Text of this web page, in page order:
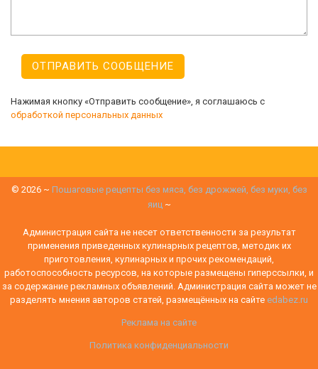
Нажимая кнопку «Отправить сообщение», я соглашаюсь с
обработкой персональных данных
© 2026~ Пошаговые рецепты без мяса, без дрожжей, без муки, без
яиц ~
Администрация сайта не несет ответственности за результат
применения приведенных кулинарных рецептов, методик их
приготовления, кулинарных и прочих рекомендаций,
работоспособность ресурсов, на которые размещены гиперссылки, и
за содержание рекламных объявлений. Администрация сайта может не
разделять мнения авторов статей, размещённых на сайте edabez.ru
Реклама на сайте
Политика конфиденциальности